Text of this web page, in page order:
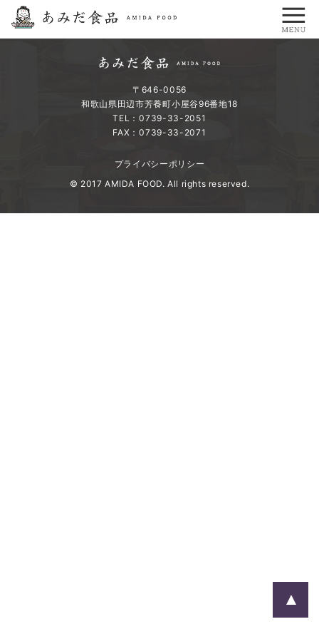
〒646-0056
和歌山県田辺市芳養町小屋谷96番地18
TEL：0739-33-2051
FAX：0739-33-2071
プライバシーポリシー
© 2017 AMIDA FOOD. All rights reserved.